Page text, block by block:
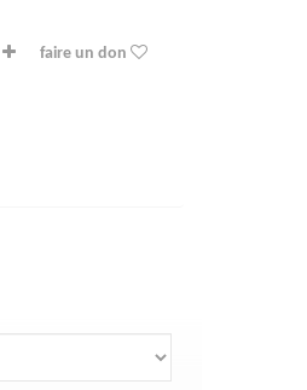
faire un don